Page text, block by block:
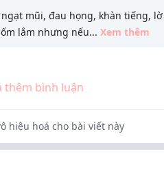
mũi, đau họng, khàn tiếng,
lắm nhưng nếu... Xem thêm
thêm bình luận
hiệu hoá cho bài viết này